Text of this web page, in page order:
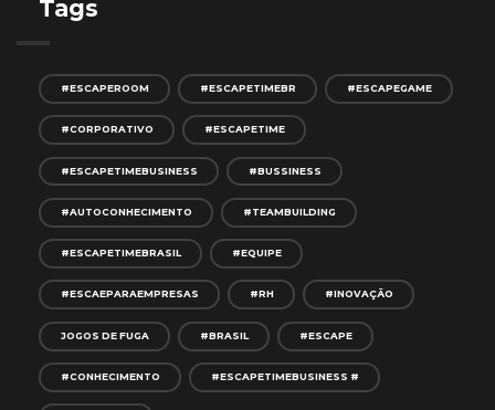
Tags
#ESCAPEROOM #ESCAPETIMEBR #ESCAPEGAME
#CORPORATIVO #ESCAPETIME
#ESCAPETIMEBUSINESS #BUSSINESS
#AUTOCONHECIMENTO #TEAMBUILDING
#ESCAPETIMEBRASIL #EQUIPE
#ESCAEPARAEMPRESAS #RH #INOVAÇÃO
JOGOS DE FUGA #BRASIL #ESCAPE
#CONHECIMENTO #ESCAPETIMEBUSINESS #